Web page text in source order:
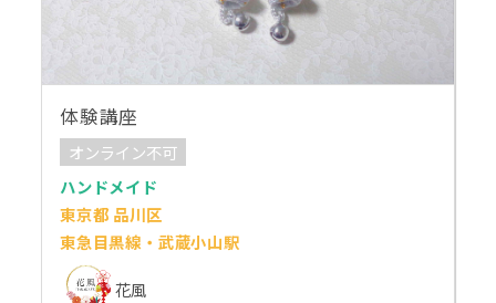
体験講座
オンライン不可
ハンドメイド
東京都 品川区
東急目黒線・武蔵小山駅
花風